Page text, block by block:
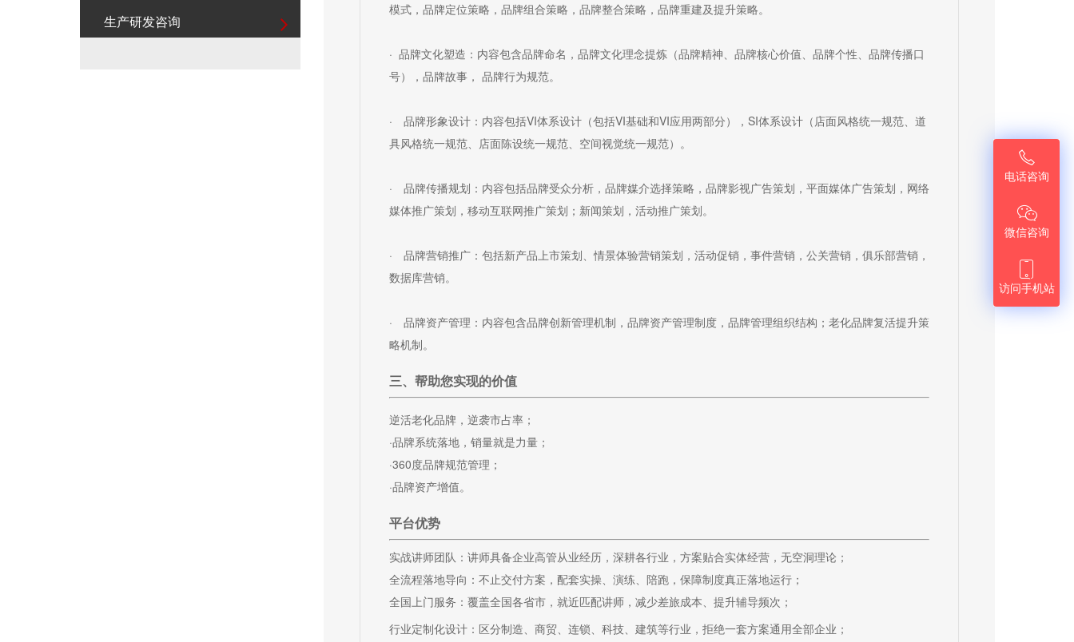
模式，品牌定位策略，品牌组合策略，品牌整合策略，品牌重建及提升策略。
· 品牌文化塑造：内容包含品牌命名，品牌文化理念提炼（品牌精神、品牌核心价值、品牌个性、品牌传播口
号），品牌故事， 品牌行为规范。
· 品牌形象设计：内容包括VI体系设计（包括VI基础和VI应用两部分），SI体系设计（店面风格统一规范、道
具风格统一规范、店面陈设统一规范、空间视觉统一规范）。
· 品牌传播规划：内容包括品牌受众分析，品牌媒介选择策略，品牌影视广告策划，平面媒体广告策划，网络
媒体推广策划，移动互联网推广策划；新闻策划，活动推广策划。
· 品牌营销推广：包括新产品上市策划、情景体验营销策划，活动促销，事件营销，公关营销，俱乐部营销，
数据库营销。
· 品牌资产管理：内容包含品牌创新管理机制，品牌资产管理制度，品牌管理组织结构；老化品牌复活提升策
略机制。
三、帮助您实现的价值
逆活老化品牌，逆袭市占率；
·品牌系统落地，销量就是力量；
·360度品牌规范管理；
·品牌资产增值。
平台优势
实战讲师团队：讲师具备企业高管从业经历，深耕各行业，方案贴合实体经营，无空洞理论；
全流程落地导向：不止交付方案，配套实操、演练、陪跑，保障制度真正落地运行；
全国上门服务：覆盖全国各省市，就近匹配讲师，减少差旅成本、提升辅导频次；
行业定制化设计：区分制造、商贸、连锁、科技、建筑等行业，拒绝一套方案通用全部企业；
生产研发咨询

电话咨询

微信咨询

访问手机站